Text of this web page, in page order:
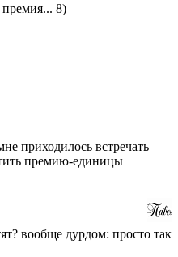
премия... 8)
приходилось встречать
премию-единицы
вообще дурдом: просто так